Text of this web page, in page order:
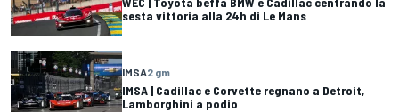
sesta vittoria alla 24h di Le Mans
IMSA2 gm
IMSA | Cadillac e Corvette regnano a Detroit,
Lamborghini a podio